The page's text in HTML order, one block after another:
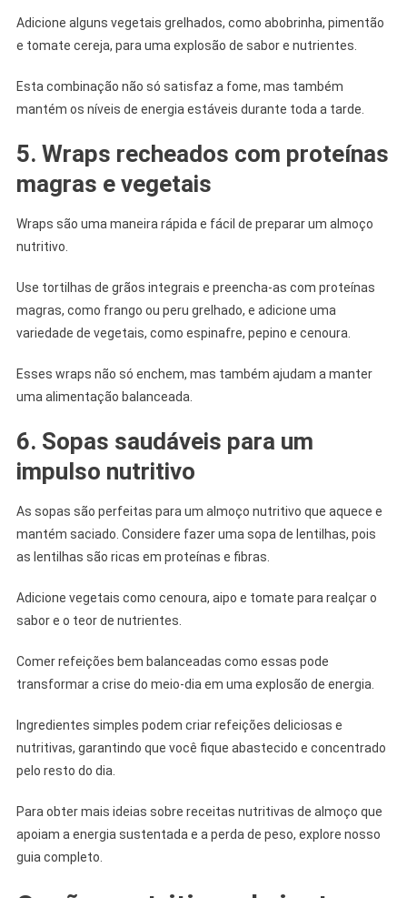
Adicione alguns vegetais grelhados, como abobrinha, pimentão
e tomate cereja, para uma explosão de sabor e nutrientes.
Esta combinação não só satisfaz a fome, mas também
mantém os níveis de energia estáveis ​​durante toda a tarde.
5. Wraps recheados com proteínas
magras e vegetais
Wraps são uma maneira rápida e fácil de preparar um almoço
nutritivo.
Use tortilhas de grãos integrais e preencha-as com proteínas
magras, como frango ou peru grelhado, e adicione uma
variedade de vegetais, como espinafre, pepino e cenoura.
Esses wraps não só enchem, mas também ajudam a manter
uma alimentação balanceada.
6. Sopas saudáveis ​​para um
impulso nutritivo
As sopas são perfeitas para um almoço nutritivo que aquece e
mantém saciado. Considere fazer uma sopa de lentilhas, pois
as lentilhas são ricas em proteínas e fibras.
Adicione vegetais como cenoura, aipo e tomate para realçar o
sabor e o teor de nutrientes.
Comer refeições bem balanceadas como essas pode
transformar a crise do meio-dia em uma explosão de energia.
Ingredientes simples podem criar refeições deliciosas e
nutritivas, garantindo que você fique abastecido e concentrado
pelo resto do dia.
Para obter mais ideias sobre receitas nutritivas de almoço que
apoiam a energia sustentada e a perda de peso, explore nosso
guia completo.